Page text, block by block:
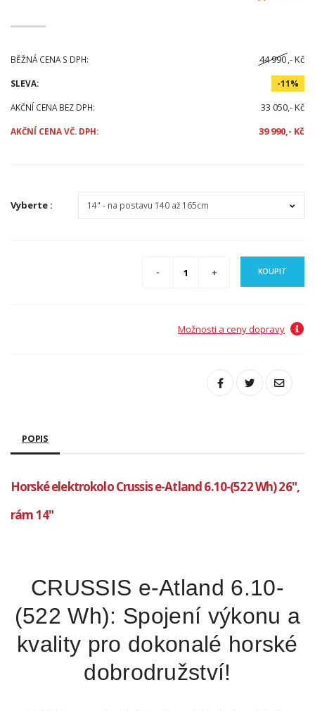
BĚŽNÁ CENA S DPH: 44 990,- Kč
SLEVA: -11%
AKČNÍ CENA BEZ DPH: 33 050,- Kč
AKČNÍ CENA VČ. DPH: 39 990,- Kč
Vyberte :
KOUPIT
Možnosti a ceny dopravy
POPIS
Horské elektrokolo Crussis e-Atland 6.10-(522 Wh) 26",
rám 14"
CRUSSIS e-Atland 6.10-
(522 Wh): Spojení výkonu a
kvality pro dokonalé horské
dobrodružství!